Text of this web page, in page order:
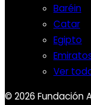
Baréin
Catar
Egipto
Ver
© 2026 Fundación